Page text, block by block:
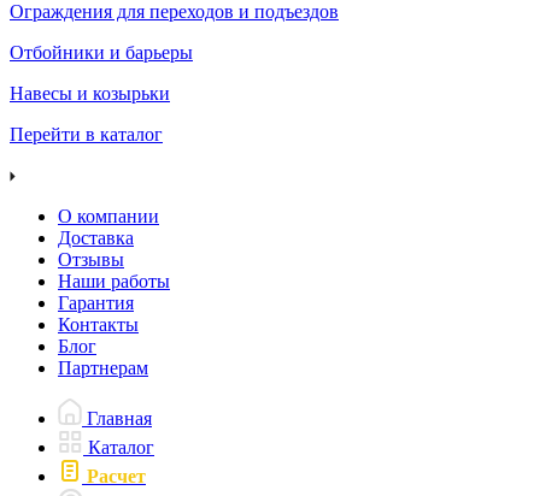
Ограждения для переходов и подъездов
Отбойники и барьеры
Навесы и козырьки
Перейти в каталог
О компании
Доставка
Отзывы
Наши работы
Гарантия
Контакты
Блог
Партнерам
Главная
Каталог
Расчет